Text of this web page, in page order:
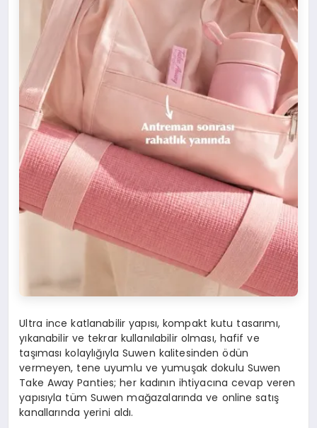
Ultra ince katlanabilir yapısı, kompakt kutu tasarımı,
yıkanabilir ve tekrar kullanılabilir olması, hafif ve
taşıması kolaylığıyla Suwen kalitesinden ödün
vermeyen, tene uyumlu ve yumuşak dokulu Suwen
Take Away Panties; her kadının ihtiyacına cevap veren
yapısıyla tüm Suwen mağazalarında ve online satış
kanallarında yerini aldı.